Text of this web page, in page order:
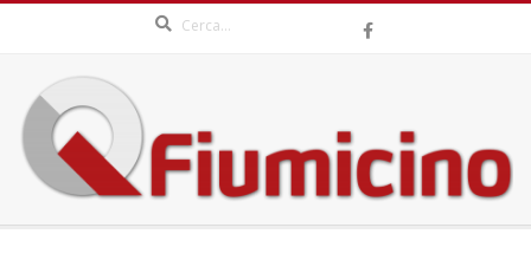
content
QFIUMICINO.COM